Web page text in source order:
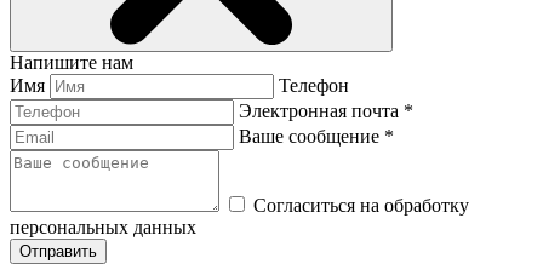
Напишите нам
Имя
Телефон
Электронная почта *
Ваше сообщение *
Согласиться на обработку
персональных данных
Отправить